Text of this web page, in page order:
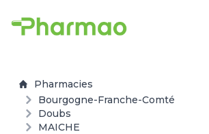
Pharmacies
Bourgogne-Franche-Comté
Doubs
MAICHE